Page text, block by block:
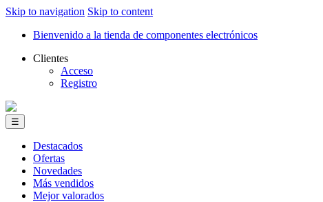
Skip to navigation Skip to content
Bienvenido a la tienda de componentes electrónicos
Clientes
Acceso
Registro
☰
Destacados
Ofertas
Novedades
Más vendidos
Mejor valorados